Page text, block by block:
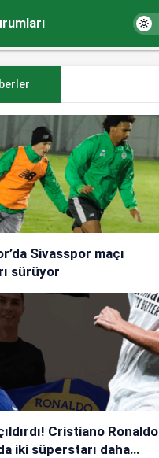
Sivasspor maçı
sürüyor
Cristiano Ronaldo
iki süperstarı daha